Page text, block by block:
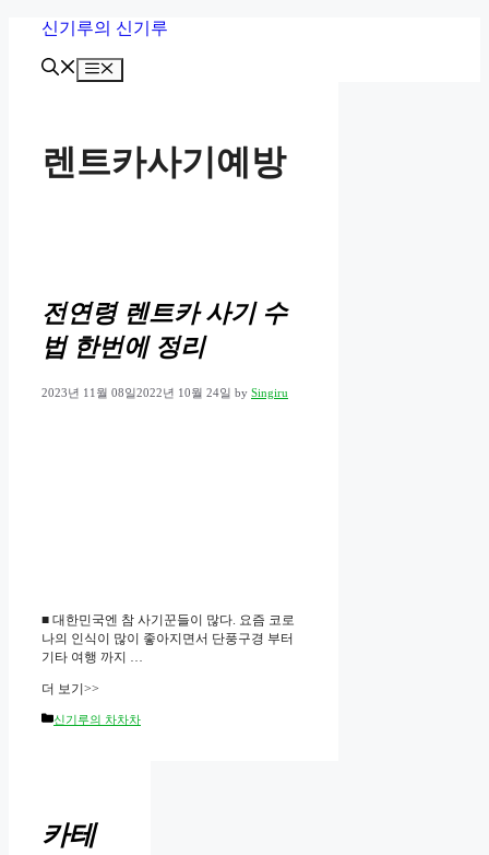
content
신기루의 신기루
Menu
렌트카사기예방
전연령 렌트카 사기 수
법 한번에 정리
2023년 11월 08일2022년 10월 24일 by Singiru
■ 대한민국엔 참 사기꾼들이 많다. 요즘 코로
나의 인식이 많이 좋아지면서 단풍구경 부터
기타 여행 까지 …
더 보기>>
Categories
신기루의 차차차
카테